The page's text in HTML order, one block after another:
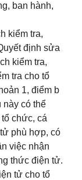
ban hành,
kiểm tra,
định sửa
kiểm tra,
tra cho tổ
1, điểm b
này có thể
chức, cá
phù hợp, có
việc nhận
thức điện tử.
tử cho tổ